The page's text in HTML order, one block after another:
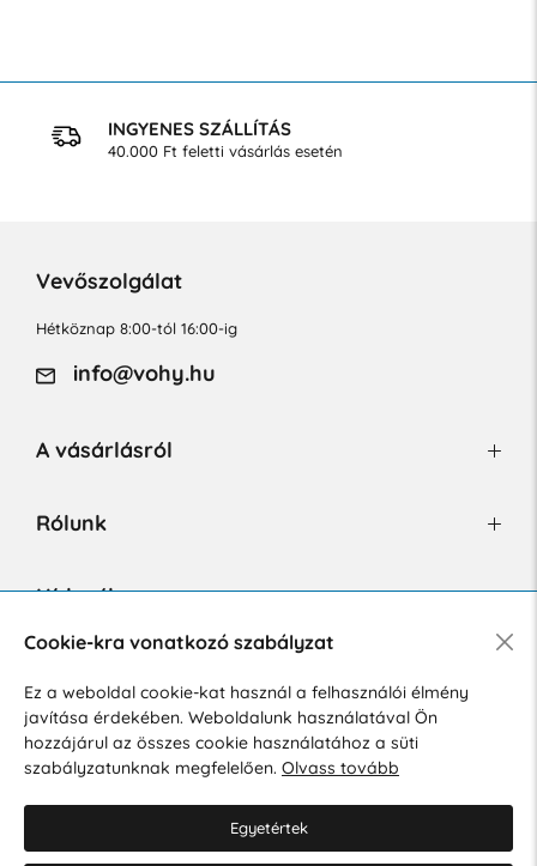
INGYENES SZÁLLÍTÁS
40.000 Ft feletti vásárlás esetén
Vevőszolgálat
Hétköznap 8:00-tól 16:00-ig
info@vohy.hu
A vásárlásról
Rólunk
Hírlevél
Hozzájárulok a személyes adatok marketing célú kezeléséhez.
Személyes adatok védelmére vonatkozó szabályzat.
Cookie-kra vonatkozó szabályzat
Ez a weboldal cookie-kat használ a felhasználói élmény
javítása érdekében. Weboldalunk használatával Ön
hozzájárul az összes cookie használatához a süti
szabályzatunknak megfelelően. Olvass tovább
Egyetértek